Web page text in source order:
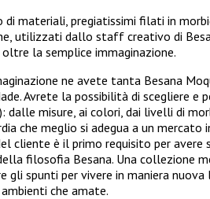
di materiali, pregiatissimi filati in
utilizzati dallo staff creativo di
la semplice immaginazione.
ne avete tanta Besana
Avrete la possibilità di scegliere
dalle misure, ai colori, dai livelli di
che meglio si adegua a un
cliente è il primo requisito per avere
filosofia Besana. Una collezione
gli spunti per vivere in maniera
che amate.